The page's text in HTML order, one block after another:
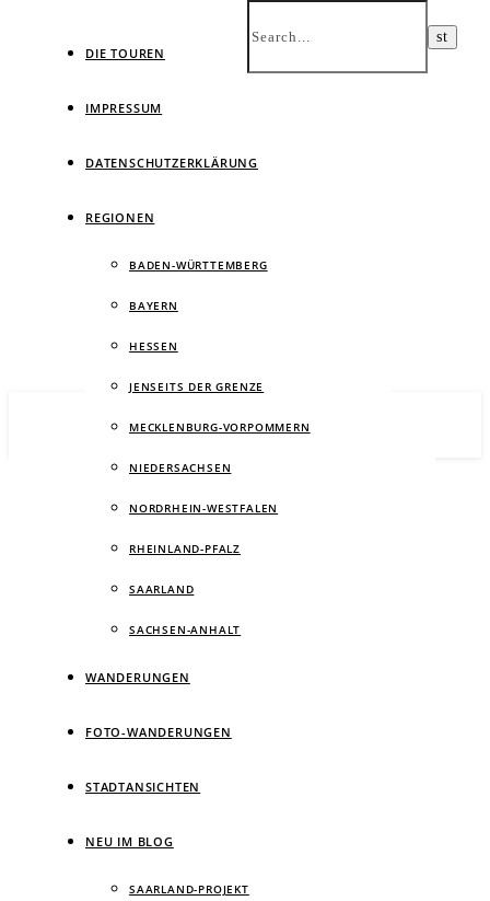
DIE TOUREN
IMPRESSUM
DATENSCHUTZERKLÄRUNG
REGIONEN
BADEN-WÜRTTEMBERG
BAYERN
HESSEN
JENSEITS DER GRENZE
MECKLENBURG-VORPOMMERN
NIEDERSACHSEN
NORDRHEIN-WESTFALEN
RHEINLAND-PFALZ
SAARLAND
SACHSEN-ANHALT
WANDERUNGEN
FOTO-WANDERUNGEN
STADTANSICHTEN
NEU IM BLOG
SAARLAND-PROJEKT